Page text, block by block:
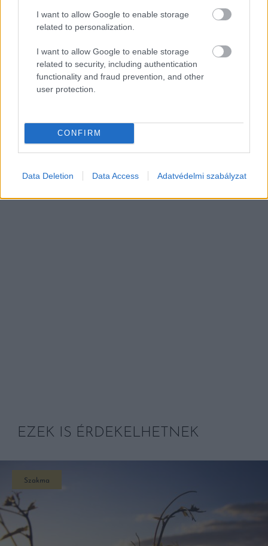
I want to allow Google to enable storage
related to personalization.
I want to allow Google to enable storage
related to security, including authentication
functionality and fraud prevention, and other
user protection.
CONFIRM
Data Deletion Data Access Adatvédelmi szabályzat
Címlapfotó: Fabrizio Magoni / Unsplash
EZEK IS ÉRDEKELHETNEK
Szakma